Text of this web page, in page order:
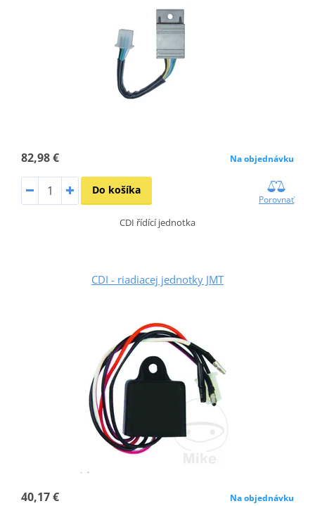
82,98 € Na objednávku
Do košíka
Porovnať
CDI řídící jednotka
CDI - riadiacej jednotky JMT
40,17 € Na objednávku